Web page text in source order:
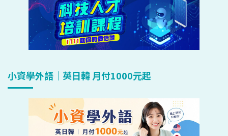
小資學外語｜英日韓 月付1000元起